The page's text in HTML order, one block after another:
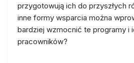
przygotowują ich do przyszłych
inne formy wsparcia można
bardziej wzmocnić te programy i
pracowników?